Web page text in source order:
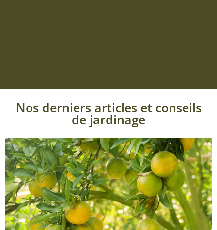
Nos derniers articles et conseils
de jardinage